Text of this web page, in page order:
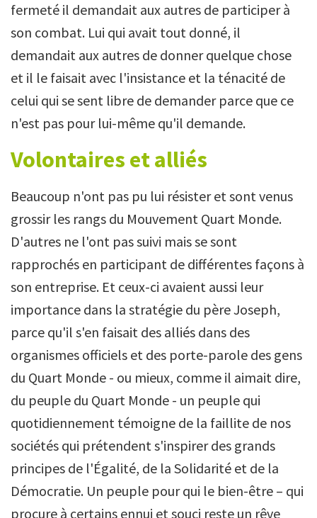
fermeté il demandait aux autres de participer à
son combat. Lui qui avait tout donné, il
demandait aux autres de donner quelque chose
et il le faisait avec l'insistance et la ténacité de
celui qui se sent libre de demander parce que ce
n'est pas pour lui-même qu'il demande.
Volontaires et alliés
Beaucoup n'ont pas pu lui résister et sont venus
grossir les rangs du Mouvement Quart Monde.
D'autres ne l'ont pas suivi mais se sont
rapprochés en participant de différentes façons à
son entreprise. Et ceux-ci avaient aussi leur
importance dans la stratégie du père Joseph,
parce qu'il s'en faisait des alliés dans des
organismes officiels et des porte-parole des gens
du Quart Monde - ou mieux, comme il aimait dire,
du peuple du Quart Monde - un peuple qui
quotidiennement témoigne de la faillite de nos
sociétés qui prétendent s'inspirer des grands
principes de l'Égalité, de la Solidarité et de la
Démocratie. Un peuple pour qui le bien-être – qui
procure à certains ennui et souci reste un rêve